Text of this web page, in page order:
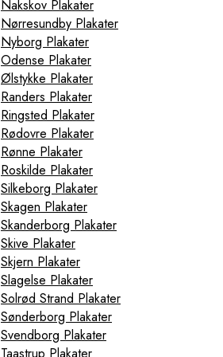
Nakskov Plakater
Nørresundby Plakater
Nyborg Plakater
Odense Plakater
Ølstykke Plakater
Randers Plakater
Ringsted Plakater
Rødovre Plakater
Rønne Plakater
Roskilde Plakater
Silkeborg Plakater
Skagen Plakater
Skanderborg Plakater
Skive Plakater
Skjern Plakater
Slagelse Plakater
Solrød Strand Plakater
Sønderborg Plakater
Svendborg Plakater